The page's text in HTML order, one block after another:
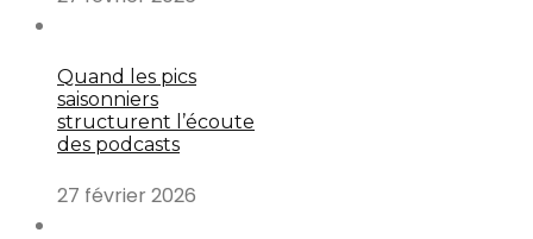
Quand les pics
saisonniers
structurent l’écoute
des podcasts
27 février 2026